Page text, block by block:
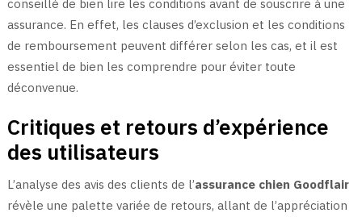
conseillé de bien lire les conditions avant de souscrire à une
assurance. En effet, les clauses d’exclusion et les conditions
de remboursement peuvent différer selon les cas, et il est
essentiel de bien les comprendre pour éviter toute
déconvenue.
Critiques et retours d’expérience
des utilisateurs
L’analyse des avis des clients de l’assurance chien Goodflair
révèle une palette variée de retours, allant de l’appréciation